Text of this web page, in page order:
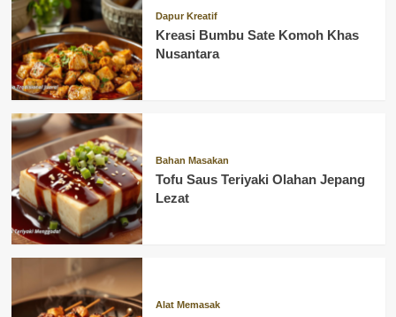
Dapur Kreatif
Kreasi Bumbu Sate Komoh Khas
Nusantara
Bahan Masakan
Tofu Saus Teriyaki Olahan Jepang
Lezat
Alat Memasak